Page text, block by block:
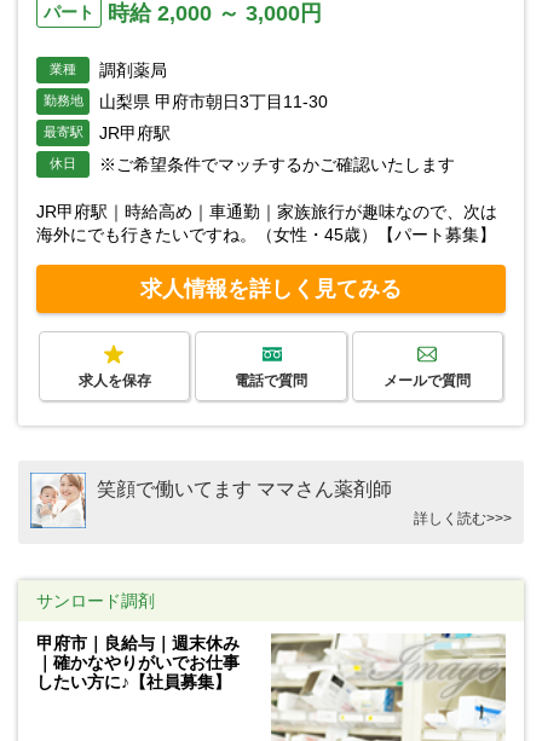
パート 時給 2,000 ～ 3,000円
業種 調剤薬局
勤務地 山梨県 甲府市朝日3丁目11-30
最寄駅 JR甲府駅
休日 ※ご希望条件でマッチするかご確認いたします
JR甲府駅｜時給高め｜車通勤｜家族旅行が趣味なので、次は
海外にでも行きたいですね。（女性・45歳）【パート募集】
求人情報を詳しく見てみる
求人を保存 電話で質問 メールで質問
笑顔で働いてます ママさん薬剤師
詳しく読む>>>
サンロード調剤
甲府市｜良給与｜週末休み
｜確かなやりがいでお仕事
したい方に♪【社員募集】